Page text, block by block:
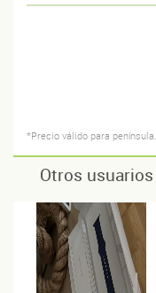
*Precio válido para península.
Otros